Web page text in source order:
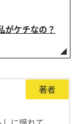
ケチなの？
著者